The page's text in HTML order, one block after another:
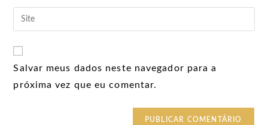
Salvar meus dados neste navegador para a
próxima vez que eu comentar.